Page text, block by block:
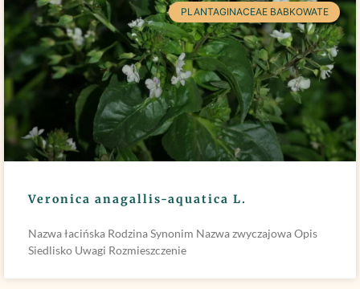
PLANTAGINACEAE BABKOWATE
Veronica anagallis-aquatica L.
Nazwa łacińska Rodzina Synonim Nazwa zwyczajowa Opis
Siedlisko Uwagi Rozmieszczenie